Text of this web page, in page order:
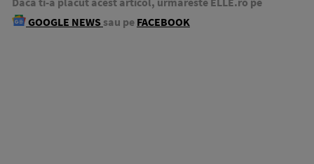
GOOGLE NEWS sau pe FACEBOOK